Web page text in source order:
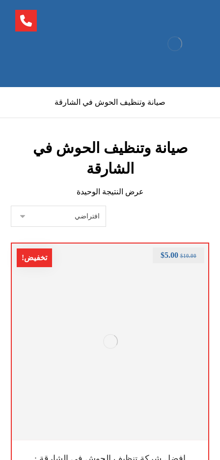
صيانة وتنظيف الحوش في الشارقة
صيانة وتنظيف الحوش في
الشارقة
عرض النتيجة الوحيدة
تخفيض! $10.00
$5.00